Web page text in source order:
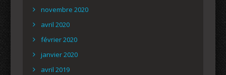
novembre 2020
avril 2020
février 2020
janvier 2020
avril 2019